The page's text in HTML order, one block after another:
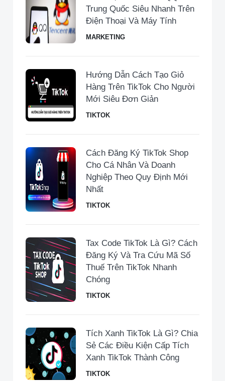
Trung Quốc Siêu Nhanh Trên
Điện Thoại Và Máy Tính
MARKETING
Hướng Dẫn Cách Tạo Giỏ
Hàng Trên TikTok Cho Người
Mới Siêu Đơn Giản
TIKTOK
Cách Đăng Ký TikTok Shop
Cho Cá Nhân Và Doanh
Nghiệp Theo Quy Định Mới
Nhất
TIKTOK
Tax Code TikTok Là Gì? Cách
Đăng Ký Và Tra Cứu Mã Số
Thuế Trên TikTok Nhanh
Chóng
TIKTOK
Tích Xanh TikTok Là Gì? Chia
Sẻ Các Điều Kiện Cấp Tích
Xanh TikTok Thành Công
TIKTOK